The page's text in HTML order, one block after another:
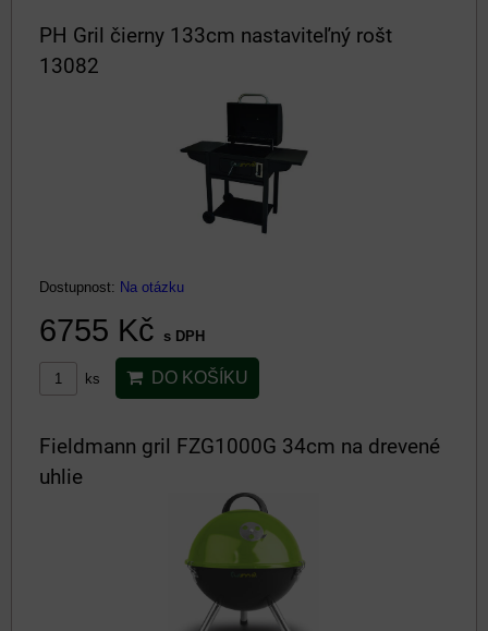
PH Gril čierny 133cm nastaviteľný rošt
13082
Dostupnost: Na otázku
6755 Kč s DPH
ks DO KOŠÍKU
Fieldmann gril FZG1000G 34cm na drevené
uhlie